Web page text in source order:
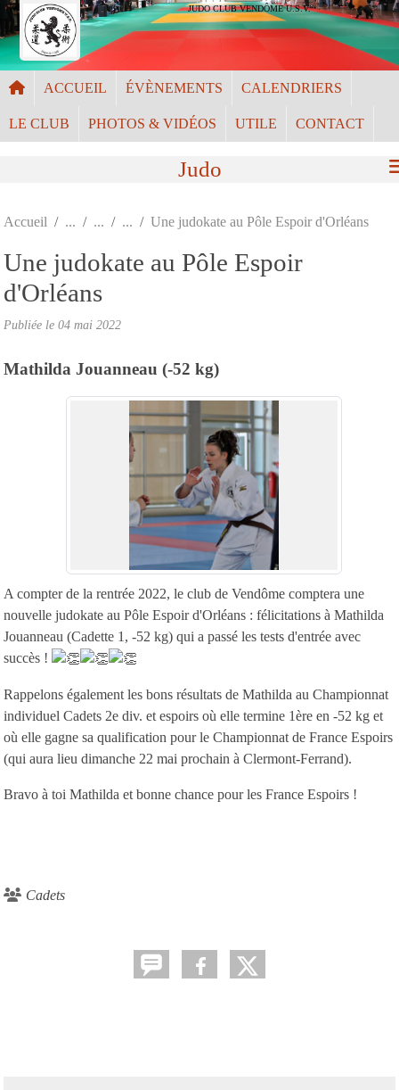
JUDO CLUB VENDÔME U.S.V.
ACCUEIL ÉVÈNEMENTS CALENDRIERS
LE CLUB PHOTOS & VIDÉOS UTILE CONTACT
Judo
Accueil Une judokate au Pôle Espoir d'Orléans
Une judokate au Pôle Espoir
d'Orléans
Publiée le 04 mai 2022
Mathilda Jouanneau (-52 kg)
A compter de la rentrée 2022, le club de Vendôme comptera une
nouvelle judokate au Pôle Espoir d'Orléans : félicitations à Mathilda
Jouanneau (Cadette 1, -52 kg) qui a passé les tests d'entrée avec
succès !
Rappelons également les bons résultats de Mathilda au Championnat
individuel Cadets 2e div. et espoirs où elle termine 1ère en -52 kg et
où elle gagne sa qualification pour le Championnat de France Espoirs
(qui aura lieu dimanche 22 mai prochain à Clermont-Ferrand).
Bravo à toi Mathilda et bonne chance pour les France Espoirs !
Cadets
Panneau de gestion des cookies